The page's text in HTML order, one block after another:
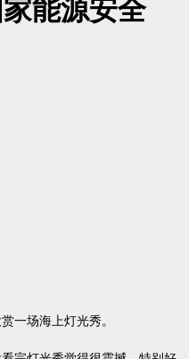
能源安全
一场海上灯光秀。